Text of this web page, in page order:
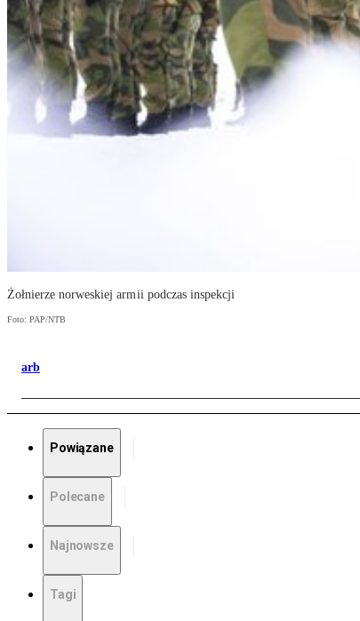
Żołnierze norweskiej armii podczas inspekcji
Foto: PAP/NTB
arb
Powiązane
Polecane
Najnowsze
Tagi